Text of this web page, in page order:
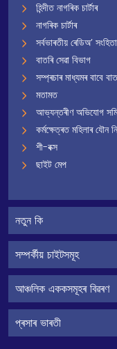
হিন্দীত নাগৰিক চাৰ্টাৰ
নাগৰিক চাৰ্টাৰ
সৰ্বভাৰতীয় ৰেডিঅ’ সংহিতা
বাতৰি সেৱা বিভাগ
সম্প্ৰচাৰ মাধ্যমৰ বাবে
মতামত
আভ্যন্তৰীণ অভিযোগ
কৰ্মক্ষেত্ৰত মহিলাৰ যৌন
শী-বক্স
ছাইট মেপ
নতুন কি
সম্পৰ্কীয় চাইটসমূহ
আঞ্চলিক এককসমূহৰ বিৱৰণ
প্ৰসাৰ ভাৰতী